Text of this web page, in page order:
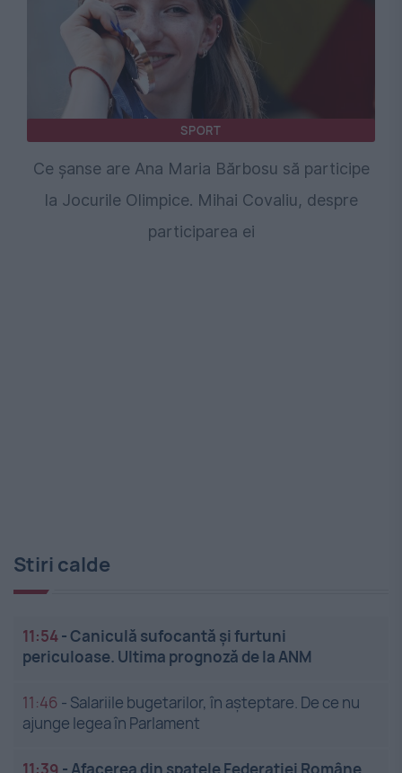
SPORT
Ce șanse are Ana Maria Bărbosu să participe
la Jocurile Olimpice. Mihai Covaliu, despre
participarea ei
Stiri calde
11:54-Caniculă sufocantă și furtuni
periculoase. Ultima prognoză de la ANM
11:46 - Salariile bugetarilor, în așteptare. De ce nu
ajunge legea în Parlament